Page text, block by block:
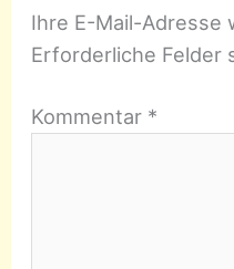
Ihre E-Mail-
Erforderliche Felder
Kommentar *